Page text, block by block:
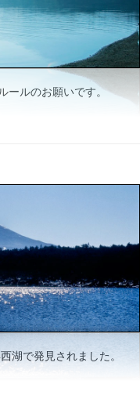
ールのお願いです。
湖で発見されました。